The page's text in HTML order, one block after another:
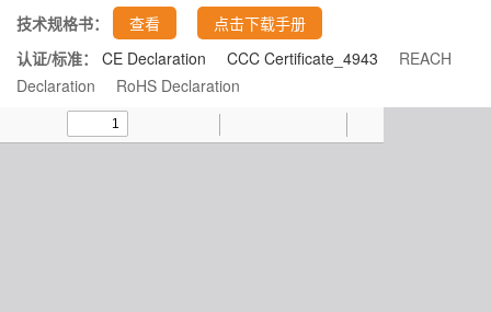
技术规格书： 查看
点击下载手册
认证/标准：
CE Declaration CCC Certificate_4943
REACH
Declaration
RoHS Declaration